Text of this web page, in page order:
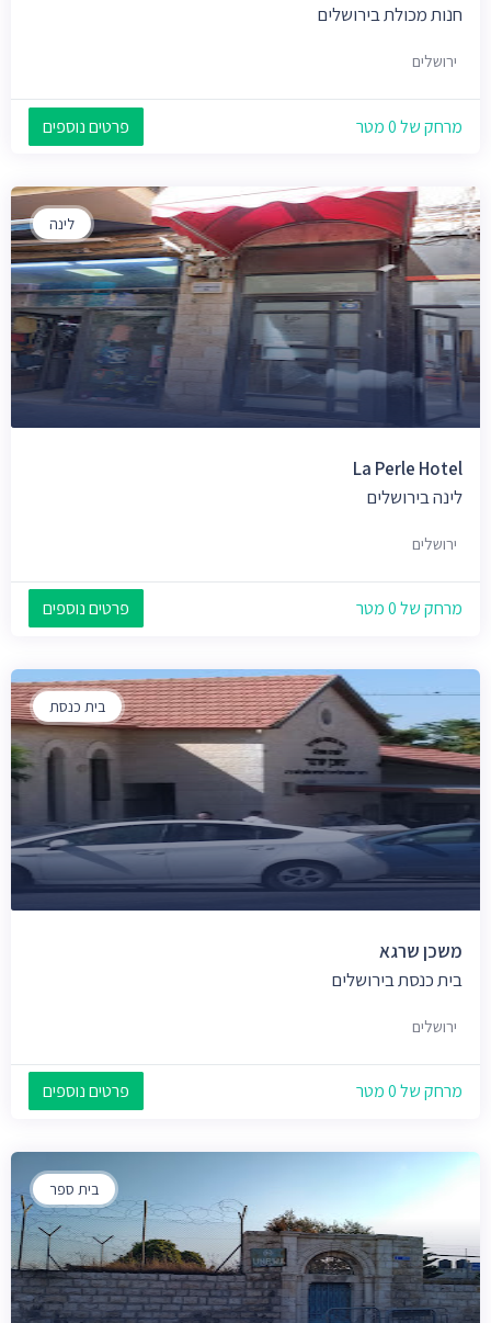
חנות מכולת בירושלים
ירושלים
מרחק של 0 מטר פרטים נוספים
לינה
La Perle Hotel
לינה בירושלים
ירושלים
מרחק של 0 מטר פרטים נוספים
בית כנסת
משכן שרגא
בית כנסת בירושלים
ירושלים
מרחק של 0 מטר פרטים נוספים
בית ספר